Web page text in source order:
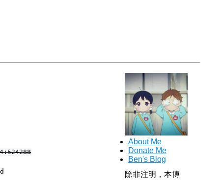
About Me
Donate Me
Ben's Blog
除非注明，本博